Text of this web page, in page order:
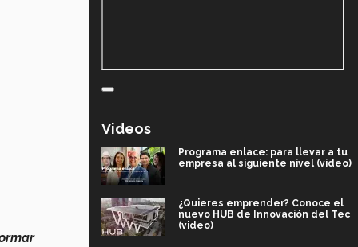
Videos
Programa enlace: para llevar a tu
empresa al siguiente nivel (video)
¿Quieres emprender? Conoce el
nuevo HUB de Innovación del Tec
(video)